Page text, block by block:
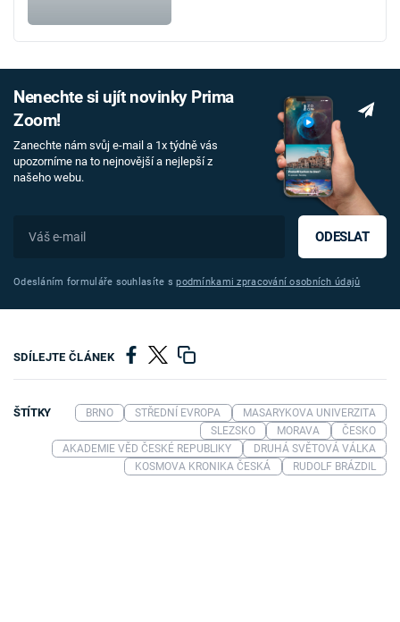
Nenechte si ujít novinky Prima
Zoom!
Zanechte nám svůj e-mail a 1x týdně vás
upozorníme na to nejnovější a nejlepší z
našeho webu.
ODESLAT
Odesláním formuláře souhlasíte spodmínkami zpracování osobních údajů
SDÍLEJTE ČLÁNEK
ŠTÍTKY BRNO STŘEDNÍ EVROPA
MASARYKOVA UNIVERZITA
SLEZSKO
MORAVA
ČESKO
AKADEMIE VĚD ČESKÉ REPUBLIKY
DRUHÁ SVĚTOVÁ VÁLKA
KOSMOVA KRONIKA ČESKÁ
RUDOLF BRÁZDIL